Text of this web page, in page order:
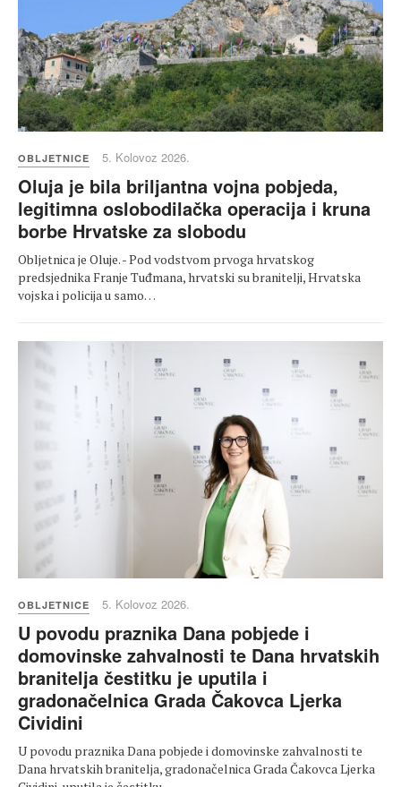
OBLJETNICE 5. Kolovoz 2026.
Oluja je bila briljantna vojna pobjeda,
legitimna oslobodilačka operacija i kruna
borbe Hrvatske za slobodu
Obljetnica je Oluje. - Pod vodstvom prvoga hrvatskog
predsjednika Franje Tuđmana, hrvatski su branitelji, Hrvatska
vojska i policija u samo…
OBLJETNICE 5. Kolovoz 2026.
U povodu praznika Dana pobjede i
domovinske zahvalnosti te Dana hrvatskih
branitelja čestitku je uputila i
gradonačelnica Grada Čakovca Ljerka
Cividini
U povodu praznika Dana pobjede i domovinske zahvalnosti te
Dana hrvatskih branitelja, gradonačelnica Grada Čakovca Ljerka